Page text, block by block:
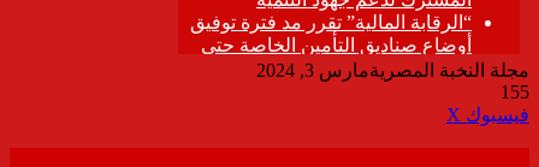
مجلة النخبة المصريةمارس 3, 2024
155
فيسبوك ‫X